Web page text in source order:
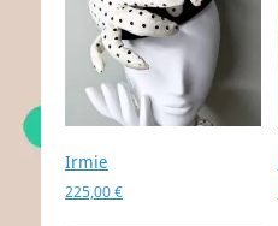
Irmie
225,00€